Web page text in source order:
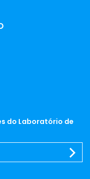
do Laboratório de